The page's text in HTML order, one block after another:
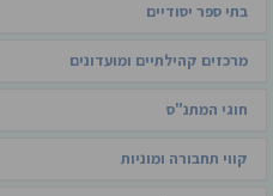
בתי ספר יסודיים
מרכזים קהילתיים ומועדונים
חוגי המתנ"ס
קווי תחבורה ומוניות